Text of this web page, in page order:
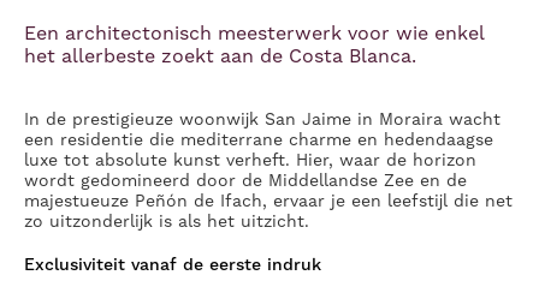
Een architectonisch meesterwerk voor wie enkel
het allerbeste zoekt aan de Costa Blanca.
In de prestigieuze woonwijk San Jaime in Moraira wacht
een residentie die mediterrane charme en hedendaagse
luxe tot absolute kunst verheft. Hier, waar de horizon
wordt gedomineerd door de Middellandse Zee en de
majestueuze Peñón de Ifach, ervaar je een leefstijl die net
zo uitzonderlijk is als het uitzicht.
Exclusiviteit vanaf de eerste indruk